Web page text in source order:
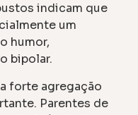
indicam que
um
humor,
bipolar.
forte agregação
Parentes de